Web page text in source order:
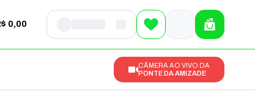
0,00
CÂMERA AO VIVO DA
PONTE DA AMIZADE